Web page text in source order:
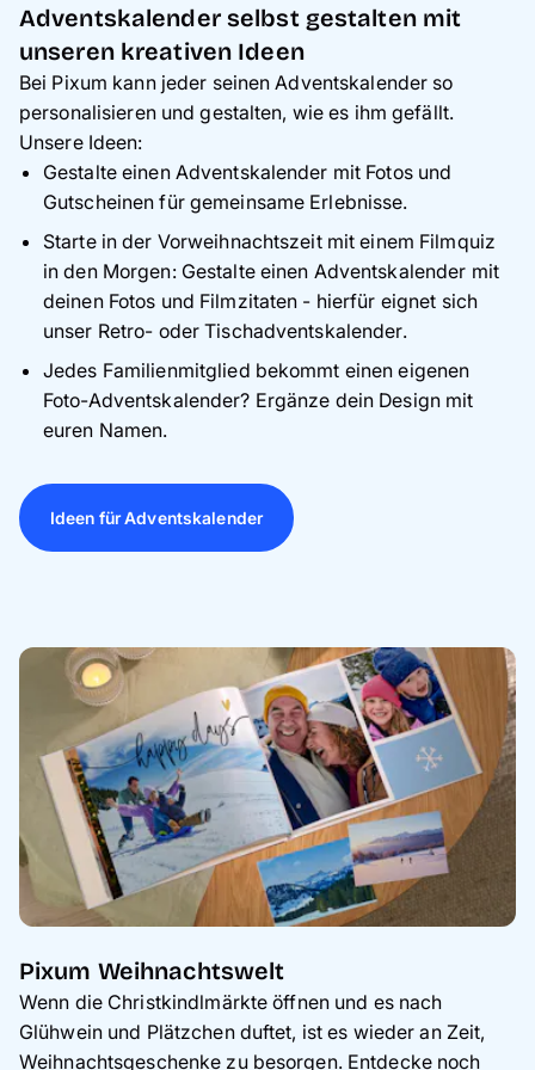
personalisiere einen unserer Adventskalender
zum Selbstbefüllen mit euren schönsten Fotos
und befülle ihn mit selbst ausgewählten kleinen
Überraschungen.
Für alle, die sich vor allem gemeinsame
Momente wünschen:Unser Paar-
Adventskalender wird auf der Vorderseite mit
einem oder mehreren schönen Fotos
personalisiert. Hinter jedem Türchen versteckt
sich dann eine kleine Aufgabe für gemeinsame
Für Romantiker:Wenn deine Partnerin oder dein
Partner romantische Gesten mag, dann gestalte
durch eure Beziehung.
Adventskalender selbst gestalten mit
unseren kreativen Ideen
Bei Pixum kann jeder seinen Adventskalender so
personalisieren und gestalten, wie es ihm gefällt.
Unsere Ideen:
Gestalte einen Adventskalender mit Fotos und
Gutscheinen für gemeinsame Erlebnisse.
Starte in der Vorweihnachtszeit mit einem Filmquiz
in den Morgen: Gestalte einen Adventskalender mit
deinen Fotos und Filmzitaten - hierfür eignet sich
unser Retro- oder Tischadventskalender.
Jedes Familienmitglied bekommt einen eigenen
Foto-Adventskalender? Ergänze dein Design mit
euren Namen.
Ideen für Adventskalender
Pixum Weihnachtswelt
Wenn die Christkindlmärkte öffnen und es nach
Glühwein und Plätzchen duftet, ist es wieder an Zeit,
Weihnachtsgeschenke zu besorgen. Entdecke noch